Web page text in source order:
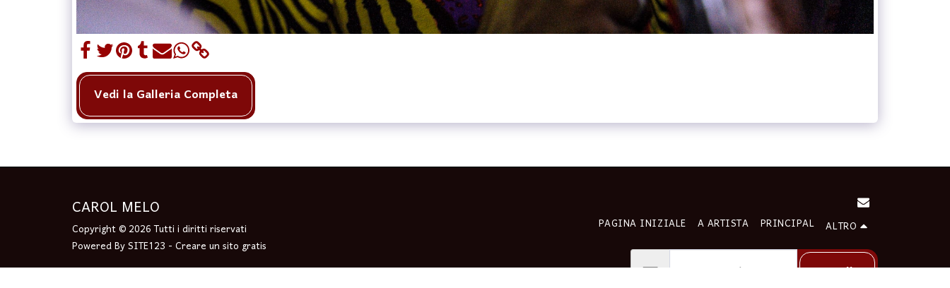
Vedi la Galleria Completa
CAROL MELO
Copyright © 2026 Tutti i diritti riservati
Powered BySITE123 -Creare un sito gratis
PAGINA INIZIALE A ARTISTA PRINCIPAL ALTRO
Cartello